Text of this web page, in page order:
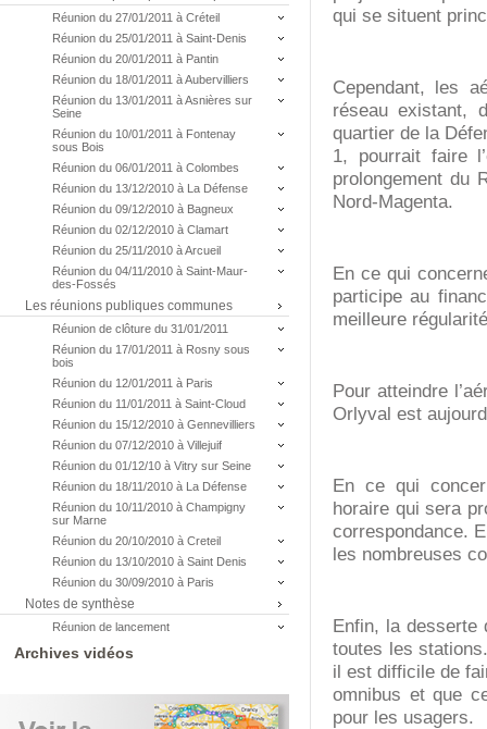
qui se situent
Cependant, les
réseau existant,
quartier de la
1, pourrait faire
prolongement du
Nord-Magenta.
En ce qui
participe au
meilleure
Pour atteindre
Orlyval est
En ce qui
horaire qui sera
correspondance.
les nombreuses
Enfin, la desserte
toutes les
il est difficile de
omnibus et que
pour les usagers.
Réunion du 27/01/2011 à Créteil
Réunion du 25/01/2011 à Saint-Denis
Réunion du 20/01/2011 à Pantin
Réunion du 18/01/2011 à Aubervilliers
Réunion du 13/01/2011 à Asnières sur
Seine
Réunion du 10/01/2011 à Fontenay
sous Bois
Réunion du 06/01/2011 à Colombes
Réunion du 13/12/2010 à La Défense
Réunion du 09/12/2010 à Bagneux
Réunion du 02/12/2010 à Clamart
Réunion du 25/11/2010 à Arcueil
Réunion du 04/11/2010 à Saint-Maur-
des-Fossés
Les réunions publiques communes
Réunion de clôture du 31/01/2011
Réunion du 17/01/2011 à Rosny sous
bois
Réunion du 12/01/2011 à Paris
Réunion du 11/01/2011 à Saint-Cloud
Réunion du 15/12/2010 à Gennevilliers
Réunion du 07/12/2010 à Villejuif
Réunion du 01/12/10 à Vitry sur Seine
Réunion du 18/11/2010 à La Défense
Réunion du 10/11/2010 à Champigny
sur Marne
Réunion du 20/10/2010 à Creteil
Réunion du 13/10/2010 à Saint Denis
Réunion du 30/09/2010 à Paris
Notes de synthèse
Réunion de lancement
Archives vidéos